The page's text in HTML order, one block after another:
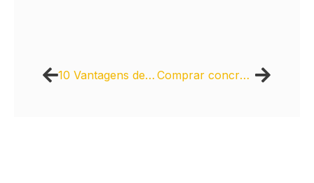
10 Vantagens de Comprar Piso Intertravado de Concreto Comprar concreto usinado Concrecity: ideal para infraestrutura urbana